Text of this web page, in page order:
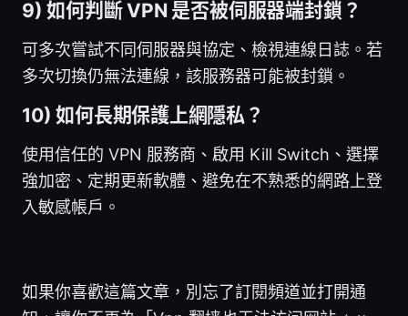
9) 如何判斷 VPN 是否被伺服器端封鎖？
可多次嘗試不同伺服器與協定、檢視連線日誌。若
多次切換仍無法連線，該服務器可能被封鎖。
10) 如何長期保護上網隱私？
使用信任的 VPN 服務商、啟用 Kill Switch、選擇
強加密、定期更新軟體、避免在不熟悉的網路上登
入敏感帳戶。
如果你喜歡這篇文章，別忘了訂閱頻道並打開通